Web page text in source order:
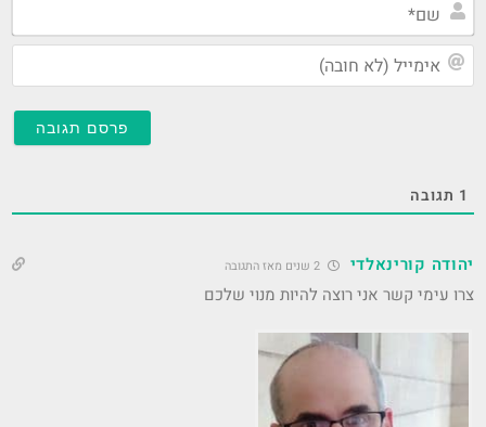
1 תגובה
2 שנים מאז התגובה
צרו עימי קשר אני רוצה להיות מנוי שלכם